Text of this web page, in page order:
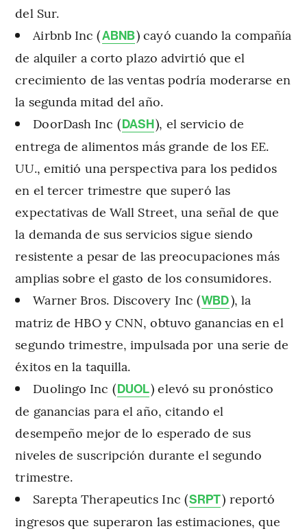
del Sur.
Airbnb Inc (ABNB) cayó cuando la compañía
de alquiler a corto plazo advirtió que el
crecimiento de las ventas podría moderarse en
la segunda mitad del año.
DoorDash Inc (DASH), el servicio de
entrega de alimentos más grande de los EE.
UU., emitió una perspectiva para los pedidos
en el tercer trimestre que superó las
expectativas de Wall Street, una señal de que
la demanda de sus servicios sigue siendo
resistente a pesar de las preocupaciones más
amplias sobre el gasto de los consumidores.
Warner Bros. Discovery Inc (WBD), la
matriz de HBO y CNN, obtuvo ganancias en el
segundo trimestre, impulsada por una serie de
éxitos en la taquilla.
Duolingo Inc (DUOL) elevó su pronóstico
de ganancias para el año, citando el
desempeño mejor de lo esperado de sus
niveles de suscripción durante el segundo
trimestre.
Sarepta Therapeutics Inc (SRPT) reportó
ingresos que superaron las estimaciones, que